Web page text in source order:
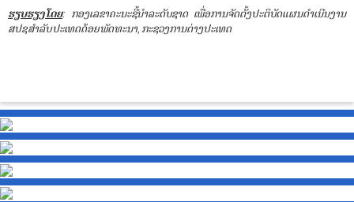
ຮຽບຮຽງໂດຍ: ກອງເລຂາຄະນະຊີ້ນໍາລະດັບຊາດ ເພື່ອການຈັດຕັ້ງປະຕິບັດແຜນດໍາເນີນງານ
ສປຊ ສໍາລັບ ປະເທດດ້ອຍພັດທະນາ, ກະຊວງການຕ່າງປະເທດ